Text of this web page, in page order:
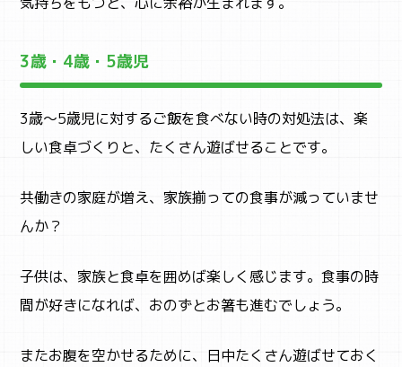
3歳・4歳・5歳児
3歳〜5歳児に対するご飯を食べない時の対処法は、楽
しい食卓づくりと、たくさん遊ばせることです。
共働きの家庭が増え、家族揃っての食事が減っていませ
んか？
子供は、家族と食卓を囲めば楽しく感じます。食事の時
間が好きになれば、おのずとお箸も進むでしょう。
またお腹を空かせるために、日中たくさん遊ばせておく